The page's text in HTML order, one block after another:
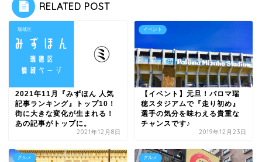
RELATED POST
瑞穂区
2021年11月『みずほん 人気
記事ランキング』トップ10！
街に大きな変化が生まれる！
あの記事がトップに。
2021年12月8日
イベント
【イベント】元旦！パロマ瑞
穂スタジアムで『走り初め』
選手の気分を味わえる貴重な
チャンスです♪
2019年12月23日
グルメ グルメ